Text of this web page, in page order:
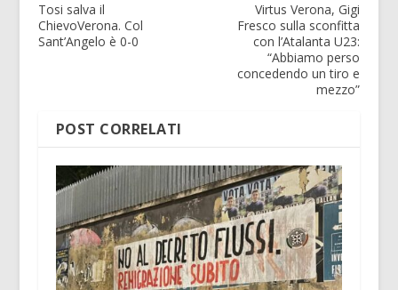
Tosi salva il
ChievoVerona. Col
Sant’Angelo è 0-0
Virtus Verona, Gigi
Fresco sulla sconfitta
con l’Atalanta U23:
“Abbiamo perso
concedendo un tiro e
mezzo”
POST CORRELATI